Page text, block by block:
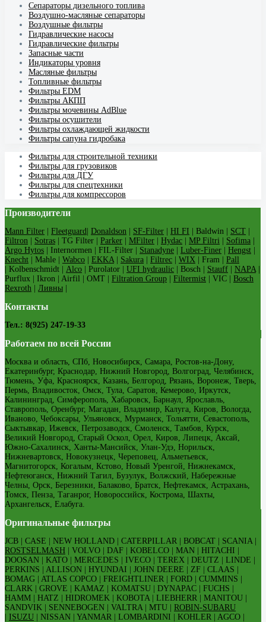
Cепараторы дизельного топлива
Воздушно-масляные сепараторы
Воздушные фильтры
Гидравлические насосы
Гидравлические фильтры
Запасные части
Индикаторы уровня
Масляные фильтры
Топливные фильтры
Фильтры EDM
Фильтры АКПП
Фильтры мочевины AdBlue
Фильтры осушители
Фильтры охлаждающей жидкости
Фильтры сапуна гидробака
Фильтры для строительной техники
Фильтры для грузовиков
Фильтры для ДГУ
Фильтры для спецтехники
Фильтры для компрессоров
Производители
Mann Filter Fleetguard Donaldson SF-Filter HI FI | Baldwin | SCT
Filtron
Sotras | TG Filter | Parker MFilter Hydac MP Filtri Sofima
Argo Hytos | Internormen | FIL-Filter | Stanadyne Luber-Finer Hengst
Knecht | Mahle | Wabco EKKA Sakura Filtrec WIX | Fram | Pall
| Kolbenschmidt | Alco | Purolator | UFI hydraulic | Bosch | Stauff NAPA
Purflux | Ikron | Airfil | OMT | Filtration Group Filtermist | VIC | Bosch
Rexroth
Ливны
Контакты
Тел.: 8(925) 247-19-33
Работаем по всей России
Москва и область, СПб, Новосибирск, Самара, Ростов-на-Дону,
Екатеринбург, Краснодар, Нижний Новгород, Волгоград, Челябинск,
Тюмень, Уфа, Красноярск, Казань, Белгород, Рязань, Воронеж, Тверь,
Пермь, Владивосток, Омск, Тула, Саратов, Кемерово, Иркутск,
Калининград, Симферополь, Хабаровск, Барнаул, Ярославль,
Ставрополь, Оренбург, Магадан, Владимир, Калуга, Киров, Вологда,
Иваново, Чебоксары, Ульяновск, Мурманск, Тольятти, Севастополь,
Сыктывкар, Ижевск, Петрозаводск, Смоленск, Тамбов, Курск,
Великий Новгород, Старый Оскол, Орел, Киров, Липецк, Аксай,
Южно-Сахалинск, Ханты-Мансийск, Улан-Удэ, Норильск,
Нижневартовск, Новокузнецк, Череповец, Альметьевск,
Магнитогорск, Когалым, Кстово, Новый Уренгой, Нижнекамск,
Нефтеюганск, Нижний Тагил, Бузулук, Волжский, Набережные
Челны, Орск, Березники, Балаково, Братск, Нефтекамск, Астрахань,
Томск, Пенза, Таганрог, Новороссийск, Кострома, Шахты,
Архангельск, Елабуга.
Оригинальные фильтры
JCB | CASE | NEW HOLLAND | CATERPILLAR | BOBCAT | SCANIA |
ROSTSELMASH | VOLVO | DAF | KOBELCO | MAN | HITACHI |
DOOSAN | KATO | MERCEDES | IVECO | TEREX | DEUTZ | LINDE |
PERKINS | ALLISON | HYUNDAI | JOHN DEERE | ZF | CLAAS |
BOMAG | ATLAS COPCO | FREIGHTLINER | FORD | CUMMINS |
CLARK | GROVE | KAMAZ | KOMATSU | DYNAPAC | FUCHS |
HAMM | HATZ | HIDROMEK | KOBOTA | LIEBHERR | MANITOU |
SANDVIK | SENNEBOGEN | VALTRA | MTU | ROBIN-SUBARU
ISUZU | NISSAN | YANMAR | LOMBARDINI | KOHLER | AGCO |